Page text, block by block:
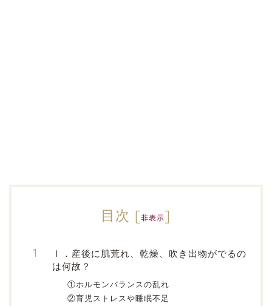
目次 [非表示]
Ⅰ．産後に肌荒れ、乾燥、吹き出物がでるの
は何故？
①ホルモンバランスの乱れ
②育児ストレスや睡眠不足